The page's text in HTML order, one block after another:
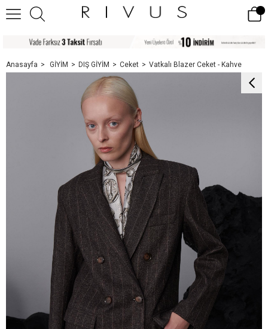
Anasayfa GİYİM DIŞ GİYİM Ceket Vatkalı Blazer Ceket - Kahve